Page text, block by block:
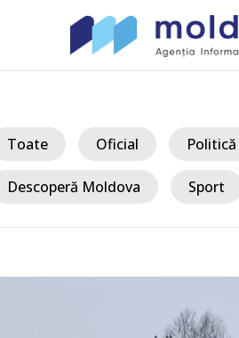
Toate Oficial Politică
Descoperă Moldova Sport